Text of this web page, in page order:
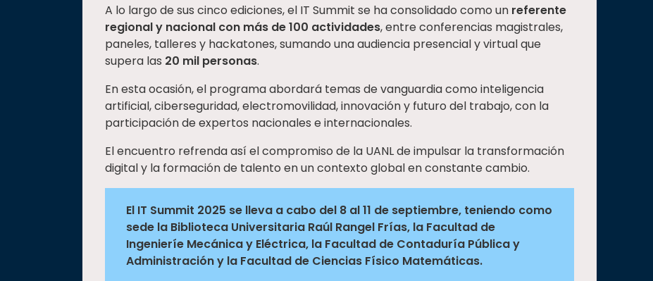
A lo largo de sus cinco ediciones, el IT Summit se ha consolidado como un referente
regional y nacional con más de 100 actividades, entre conferencias magistrales,
paneles, talleres y hackatones, sumando una audiencia presencial y virtual que
supera las 20 mil personas.
En esta ocasión, el programa abordará temas de vanguardia como inteligencia
artificial, ciberseguridad, electromovilidad, innovación y futuro del trabajo, con la
participación de expertos nacionales e internacionales.
El encuentro refrenda así el compromiso de la UANL de impulsar la transformación
digital y la formación de talento en un contexto global en constante cambio.
El IT Summit 2025 se lleva a cabo del 8 al 11 de septiembre, teniendo como
sede la Biblioteca Universitaria Raúl Rangel Frías, la Facultad de
Ingenieríe Mecánica y Eléctrica, la Facultad de Contaduría Pública y
Administración y la Facultad de Ciencias Físico Matemáticas.